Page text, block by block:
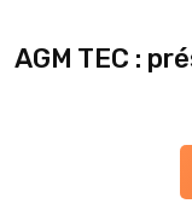
AGM TEC :